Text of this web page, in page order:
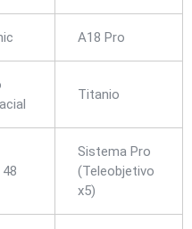
A18 Pro
Titanio
Sistema Pro
(Teleobjetivo
x5)